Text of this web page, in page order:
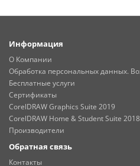
Информация
О Компании
Обработка персональных данных.
Бесплатные услуги
Сертификаты
CorelDRAW Graphics Suite 2019
CorelDRAW Home & Student Suite 2018
Производители
Обратная связь
Контакты